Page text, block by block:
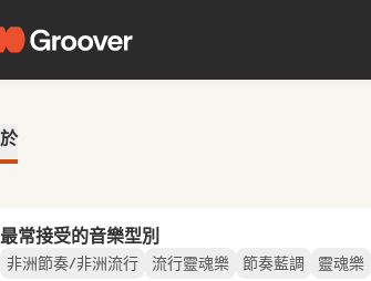
最常接受的音樂型別
非洲節奏/非洲流行 流行靈魂樂 節奏藍調 靈魂樂